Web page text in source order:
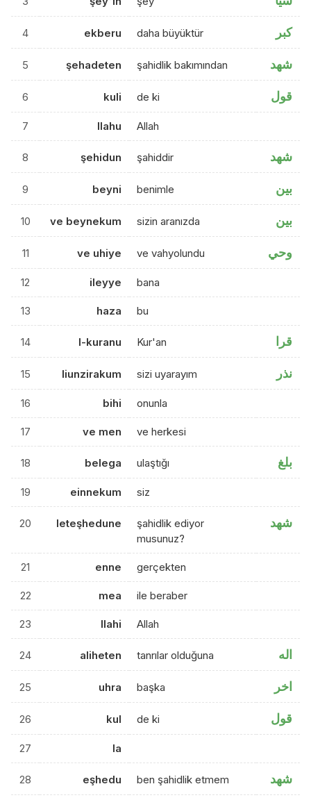
4 ekberu daha büyüktür كبر
5 şehadeten şahidlik bakımından شهد
6 kuli de ki قول
7 llahu Allah
8 şehidun şahiddir شهد
9 beyni benimle بين
10 ve beynekum sizin aranızda بين
11 ve uhiye ve vahyolundu وحي
12 ileyye bana
13 haza bu
14 l-kuranu Kur'an قرا
15 liunzirakum sizi uyarayım نذر
16 bihi onunla
17 ve men ve herkesi
18 belega ulaştığı بلغ
19 einnekum siz
20 leteşhedune
şahidlik ediyor
musunuz?
شهد
21 enne gerçekten
22 mea ile beraber
23 llahi Allah
24 aliheten tanrılar olduğuna اله
25 uhra başka اخر
26 kul de ki قول
27 la
28 eşhedu ben şahidlik etmem شهد